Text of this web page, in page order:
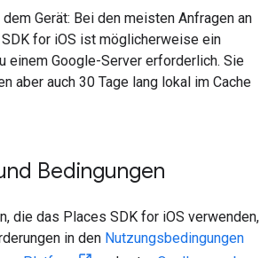
dem Gerät: Bei den meisten Anfragen an
for iOS ist möglicherweise ein
einem Google-Server erforderlich. Sie
aber auch 30 Tage lang lokal im Cache
Bedingungen
die das Places SDK for iOS verwenden,
in den Nutzungsbedingungen